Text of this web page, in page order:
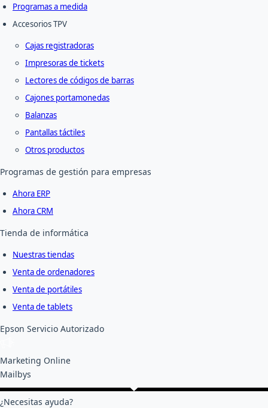
Programas a medida
Accesorios TPV
Cajas registradoras
Impresoras de tickets
Lectores de códigos de barras
Cajones portamonedas
Balanzas
Pantallas táctiles
Otros productos
Programas de gestión para empresas
Ahora ERP
Ahora CRM
Tienda de informática
Nuestras tiendas
Venta de ordenadores
Venta de portátiles
Venta de tablets
Epson Servicio Autorizado
Marketing Online
Mailbys
¿Necesitas ayuda?